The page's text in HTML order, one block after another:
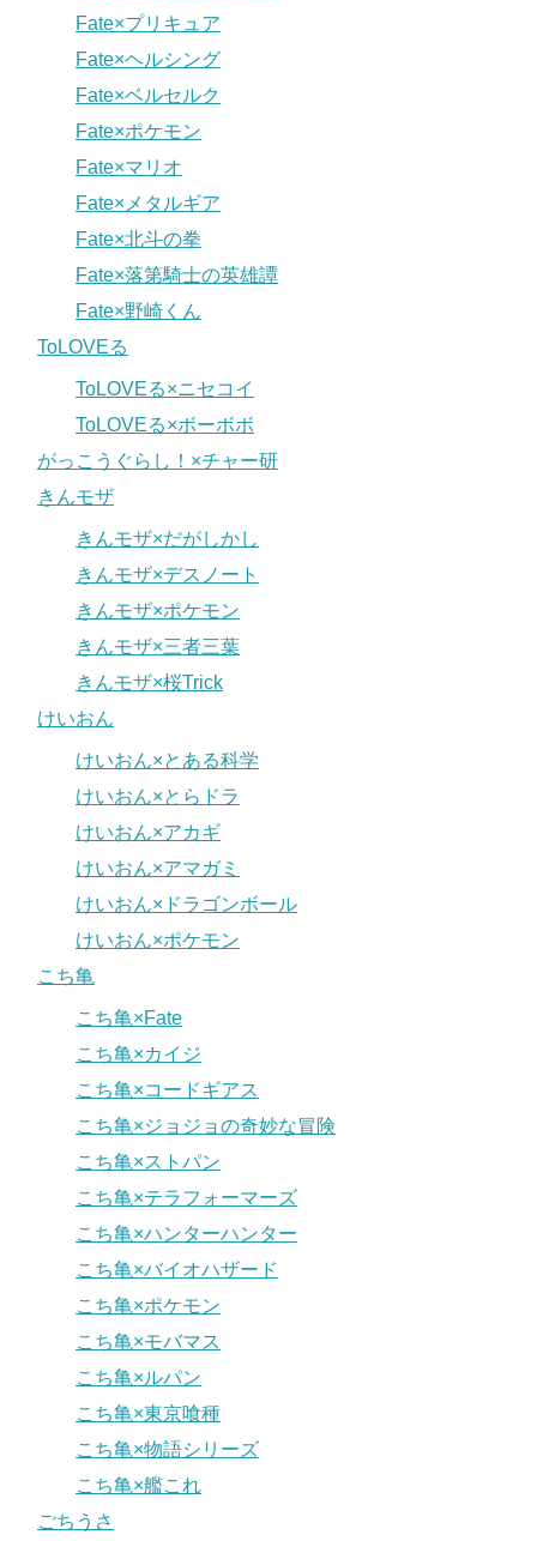
Fate×プリキュア
Fate×ヘルシング
Fate×ベルセルク
Fate×ポケモン
Fate×マリオ
Fate×メタルギア
Fate×北斗の拳
Fate×落第騎士の英雄譚
Fate×野崎くん
ToLOVEる
ToLOVEる×ニセコイ
ToLOVEる×ボーボボ
がっこうぐらし！×チャー研
きんモザ
きんモザ×だがしかし
きんモザ×デスノート
きんモザ×ポケモン
きんモザ×三者三葉
きんモザ×桜Trick
けいおん
けいおん×とある科学
けいおん×とらドラ
けいおん×アカギ
けいおん×アマガミ
けいおん×ドラゴンボール
けいおん×ポケモン
こち亀
こち亀×Fate
こち亀×カイジ
こち亀×コードギアス
こち亀×ジョジョの奇妙な冒険
こち亀×ストパン
こち亀×テラフォーマーズ
こち亀×ハンターハンター
こち亀×バイオハザード
こち亀×ポケモン
こち亀×モバマス
こち亀×ルパン
こち亀×東京喰種
こち亀×物語シリーズ
こち亀×艦これ
ごちうさ